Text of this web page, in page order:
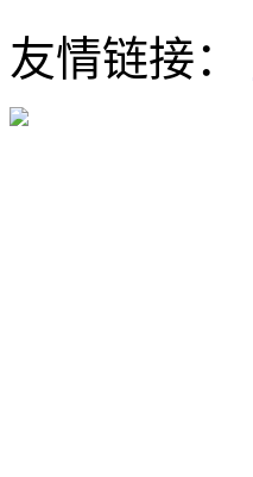
友情链接：